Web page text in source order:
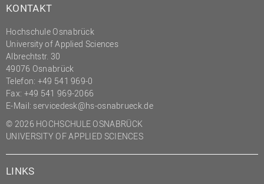
KONTAKT
Hochschule Osnabrück
University of Applied Sciences
Albrechtstr. 30
49076 Osnabrück
Telefon: +49 541 969-0
Fax: +49 541 969-2066
E-Mail: servicedesk@hs-osnabrueck.de
© 2026 HOCHSCHULE OSNABRÜCK
UNIVERSITY OF APPLIED SCIENCES
LINKS